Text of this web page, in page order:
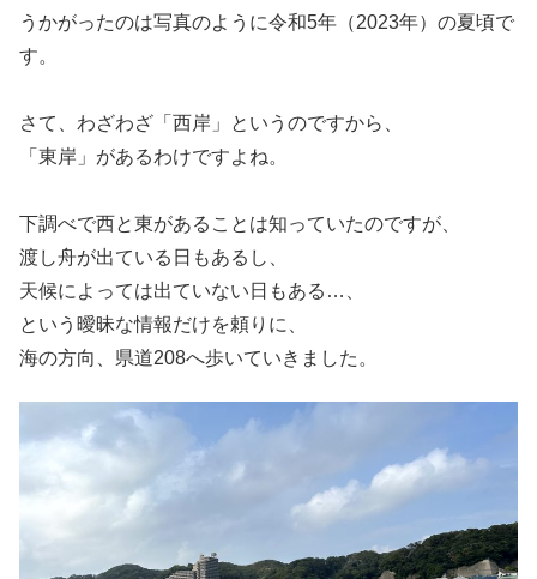
うかがったのは写真のように令和5年（2023年）の夏頃で
す。
さて、わざわざ「西岸」というのですから、
「東岸」があるわけですよね。
下調べで西と東があることは知っていたのですが、
渡し舟が出ている日もあるし、
天候によっては出ていない日もある…、
という曖昧な情報だけを頼りに、
海の方向、県道208へ歩いていきました。